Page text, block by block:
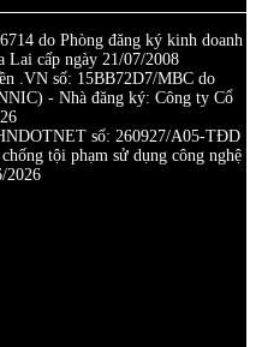
do Phòng đăng ký kinh doanh
Lai cấp ngày 21/07/2008
.VN số: 15BB72D7/MBC do
- Nhà đăng ký: Công ty Cổ
số: 260927/A05-TĐD
tội phạm sử dụng công nghệ
2026